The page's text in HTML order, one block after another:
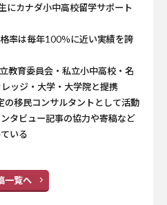
カナダ小中高校留学サポート
率は毎年100％に近い実績を誇
教育委員会・私立小中高校・名
ッジ・大学・大学院と提携
移民コンサルタントとして活動
タビュー記事の協力や寄稿など
いる
一覧へ